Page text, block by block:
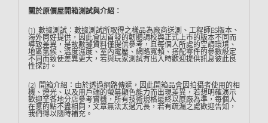
關於原價屋開箱測試與介紹︰
(1) 數據測試：數據測試所取得之樣品為廠商送測、工程師ES版本、
海外同好提供，因此會因首發的韌體調校與正式上市的版本不同而
導致差異，是故數據資料僅提供參考，且每個人所處的空調環境、
地區氣候、溫度濕度、室內電壓、網路寬頻、搭配零件的參數設定
不同而致使差異更大，若與玩家測試有出入時歡迎提供訊息彼此良
性探討。
(2) 開箱介紹：由於透過網路傳遞，因此開箱品會因拍攝者使用的相
機、燈光、以及用戶端的螢幕顯色能力而出現差異，若想明確演示
歡迎至各地分店參考實機，所有技術規格最終以原廠為準，每個人
在意的點不盡相同，文章無法太過冗長，若有疏漏之處歡迎告知，
我們得以隨時補充。